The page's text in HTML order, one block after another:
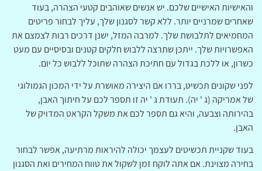
והאישיות האישיים שלכם. יש אנשים שאוהבים קטעי הצהרה, בעוד
שאחרים שמרניים יותר. ללא קשר לסגנון שלך, עליך לבחור פריטים
המחמיאים לתלבושת שלך. למרבה המזל, ישנן דרכים רבות לצמצם את
האפשרויות שלך. ייתכן שתרצה ללבוש חלקים קטנים ובסיסיים עם מעט
כשרון, או ללכת בגדול עם חתיכת הצהרה שתוכל ללבוש כל יום.
לפני שקונים תכשיט, בררו אם היצירה מאושרת על ידי המכון הגמולוגי
של אמריקה (ג ' יה). תעודת ג ' יה זו תספר לכם על חיתוך האבן,
בהירותה וצבעה, והיא גם תספר לכם את משקל הקראט המדויק של
האבן.
בעוד שקניית תכשיטים לעצמך יכולה להיראות מרתיעה, אפשר לבחור
בחירה מצוינת. אם אתה לוקח זמן לשקול את טווח המחירים ואת הסגנון